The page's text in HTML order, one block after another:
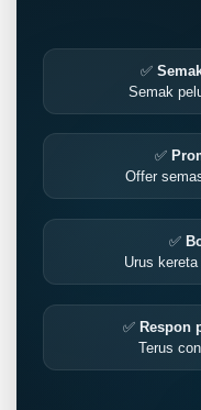
✅
Semak
✅
Offer
✅
Urus
✅ Respon
Terus